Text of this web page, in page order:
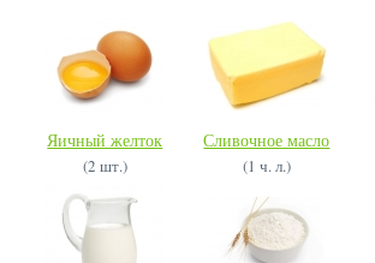
Яичный желток
(2 шт.)
Сливочное масло
(1 ч. л.)